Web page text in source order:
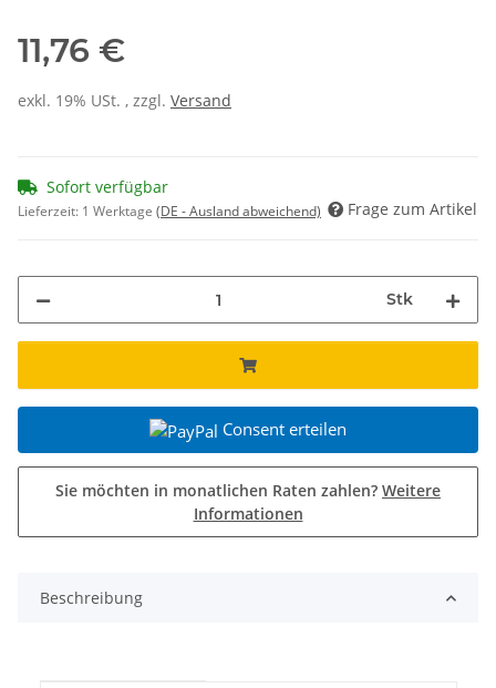
11,76 €
exkl. 19% USt. , zzgl. Versand
Sofort verfügbar
Lieferzeit: 1 Werktage (DE - Ausland abweichend) Frage zum Artikel
Stk
Consent erteilen
Sie möchten in monatlichen Raten zahlen? Weitere
Informationen
Beschreibung